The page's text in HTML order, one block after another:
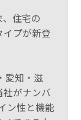
住宅の
プが新登
愛知・滋
がナンバ
ン性と機能